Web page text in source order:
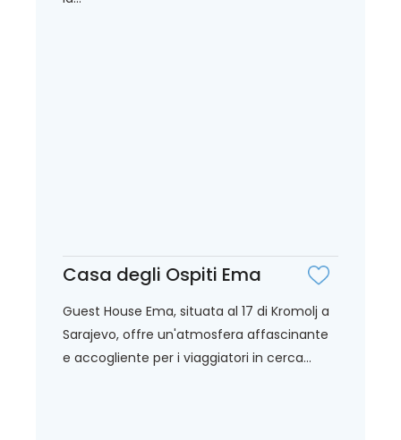
Casa degli Ospiti Ema
Guest House Ema, situata al 17 di Kromolj a
Sarajevo, offre un'atmosfera affascinante
e accogliente per i viaggiatori in cerca...